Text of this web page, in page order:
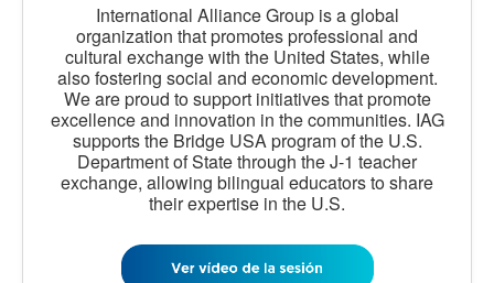
International Alliance Group is a global
organization that promotes professional and
cultural exchange with the United States, while
also fostering social and economic development.
We are proud to support initiatives that promote
excellence and innovation in the communities. IAG
supports the Bridge USA program of the U.S.
Department of State through the J-1 teacher
exchange, allowing bilingual educators to share
their expertise in the U.S.